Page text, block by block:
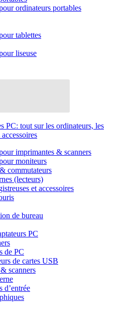
ordinateurs portables
tablettes
liseuse
PC: tout sur les ordinateurs, les
imprimantes & scanners
moniteurs
commutateurs
(lecteurs)
et accessoires
de bureau
PC
de PC
de cartes USB
scanners
d’entrée